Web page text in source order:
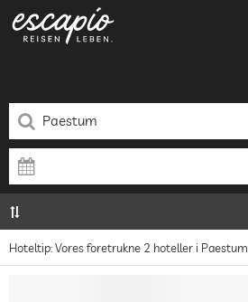
Hoteltip: Vores foretrukne 2 hoteller i Paestum